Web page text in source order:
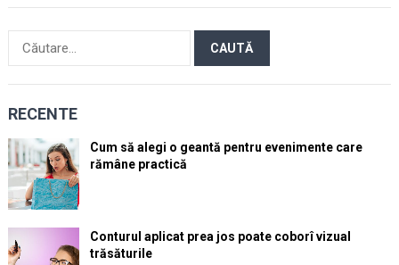
după:
RECENTE
Cum să alegi o geantă pentru evenimente care
rămâne practică
Conturul aplicat prea jos poate coborî vizual
trăsăturile